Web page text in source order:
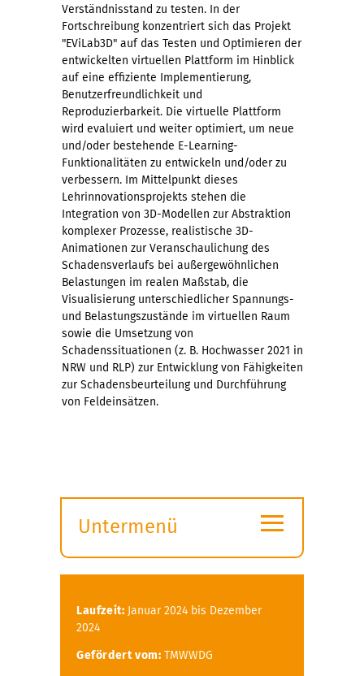
Verständnisstand zu testen. In der
Fortschreibung konzentriert sich das Projekt
"EViLab3D" auf das Testen und Optimieren der
entwickelten virtuellen Plattform im Hinblick
auf eine effiziente Implementierung,
Benutzerfreundlichkeit und
Reproduzierbarkeit. Die virtuelle Plattform
wird evaluiert und weiter optimiert, um neue
und/oder bestehende E-Learning-
Funktionalitäten zu entwickeln und/oder zu
verbessern. Im Mittelpunkt dieses
Lehrinnovationsprojekts stehen die
Integration von 3D-Modellen zur Abstraktion
komplexer Prozesse, realistische 3D-
Animationen zur Veranschaulichung des
Schadensverlaufs bei außergewöhnlichen
Belastungen im realen Maßstab, die
Visualisierung unterschiedlicher Spannungs-
und Belastungszustände im virtuellen Raum
sowie die Umsetzung von
Schadenssituationen (z. B. Hochwasser 2021 in
NRW und RLP) zur Entwicklung von Fähigkeiten
zur Schadensbeurteilung und Durchführung
von Feldeinsätzen.
Untermenü
öffnen
≡
Laufzeit: Januar 2024 bis Dezember
2024
Gefördert vom: TMWWDG